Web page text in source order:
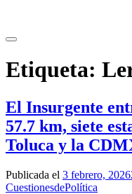
contenido
Etiqueta:
El Insurgente
57.7 km, siete
Toluca y la
Publicada el 3 febrero, 2026
CuestionesdePolítica